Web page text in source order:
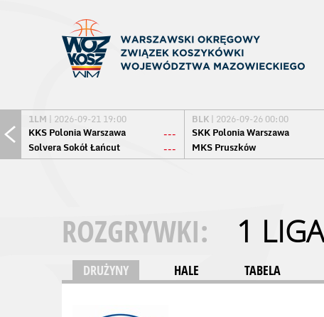
1LM | 2026-09-21 19:00
KKS Polonia Warszawa
---
Solvera Sokół Łańcut
---
BLK | 2026-09-26 00:00
SKK Polonia Warszawa
MKS Pruszków
ROZGRYWKI: 1
DRUŻYNY HALE TABELA